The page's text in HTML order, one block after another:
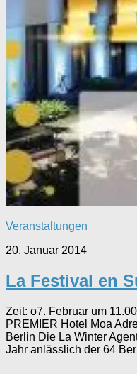
Veranstaltungen
20. Januar 2014
La Festival en
Zeit: o7. Februar um
PREMIER Hotel Moa
Berlin Die La Winter
Jahr anlässlich der 64